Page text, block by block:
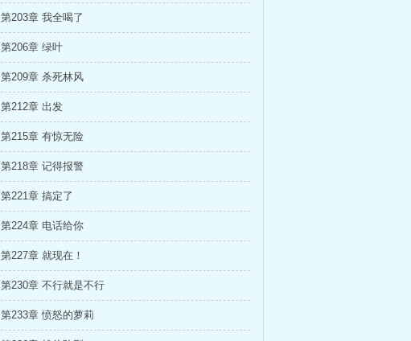
第203章 我全喝了
第206章 绿叶
第209章 杀死林风
第212章 出发
第215章 有惊无险
第218章 记得报警
第221章 搞定了
第224章 电话给你
第227章 就现在！
第230章 不行就是不行
第233章 愤怒的萝莉